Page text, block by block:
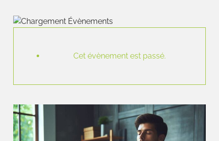
Cet évènement est passé.